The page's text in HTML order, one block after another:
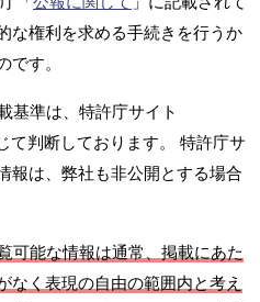
な権利を求める手続きを行うか
す。
基準は、特許庁サイト
判断しております。 特許庁サ
報は、弊社も非公開とする場合
可能な情報は通常、掲載にあた
なく表現の自由の範囲内と考え